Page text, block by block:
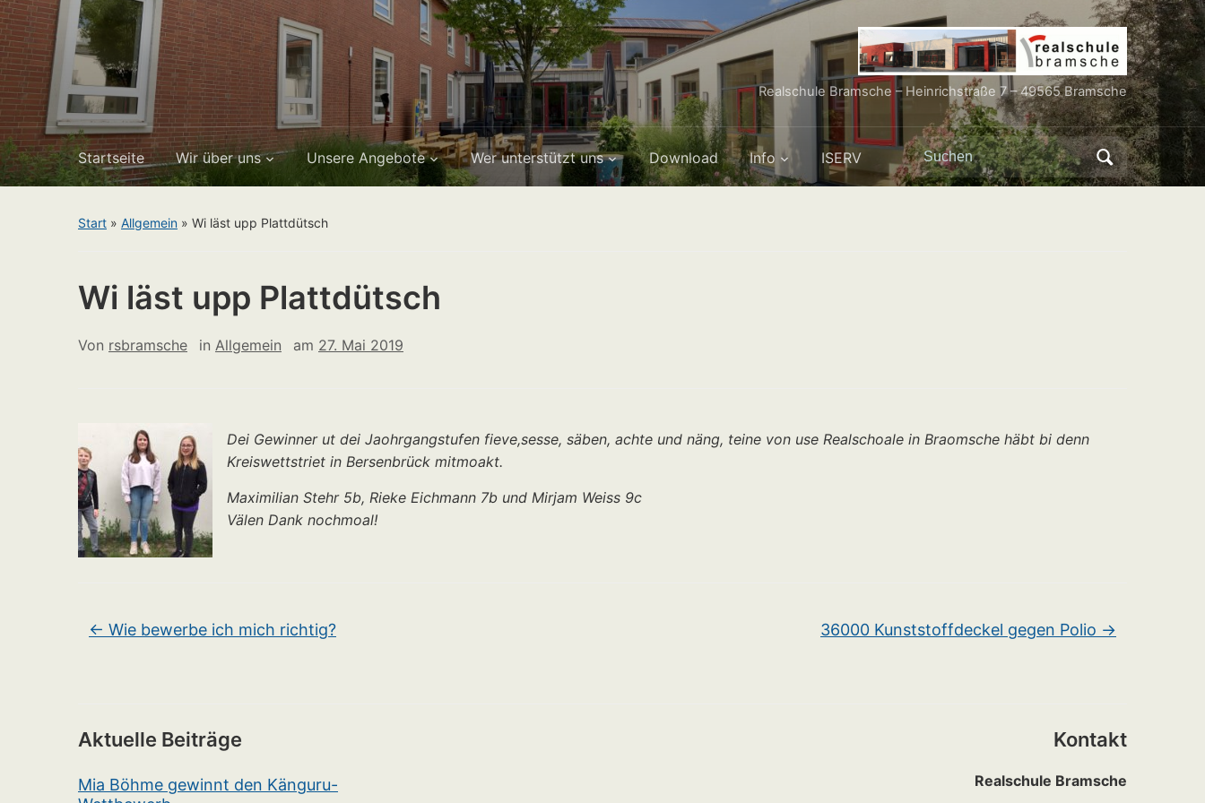
Realschule Bramsche – Heinrichstraße 7 – 49565 Bramsche
Startseite Wir über uns Unsere Angebote Wer unterstützt uns Download Info ISERV
Search
for:
Start » Allgemein » Wi läst upp Plattdütsch
Wi läst upp Plattdütsch
Von rsbramsche in Allgemein am 27. Mai 2019
Dei Gewinner ut dei Jaohrgangstufen fieve,sesse, säben, achte und näng, teine von use Realschoale in Braomsche häbt bi denn
Kreiswettstriet in Bersenbrück mitmoakt.
Maximilian Stehr 5b, Rieke Eichmann 7b und Mirjam Weiss 9c
Välen Dank nochmoal!
← Wie bewerbe ich mich richtig? 36000 Kunststoffdeckel gegen Polio →
Aktuelle Beiträge
Mia Böhme gewinnt den Känguru-
Kontakt
Realschule Bramsche